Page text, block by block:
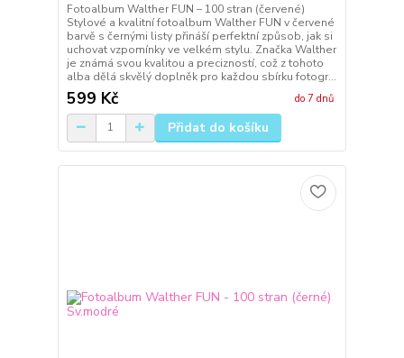
Fotoalbum Walther FUN – 100 stran (červené)
Stylové a kvalitní fotoalbum Walther FUN v červené
barvě s černými listy přináší perfektní způsob, jak si
uchovat vzpomínky ve velkém stylu. Značka Walther
je známá svou kvalitou a precizností, což z tohoto
alba dělá skvělý doplněk pro každou sbírku fotogr...
599 Kč do 7 dnů
Přidat do košíku